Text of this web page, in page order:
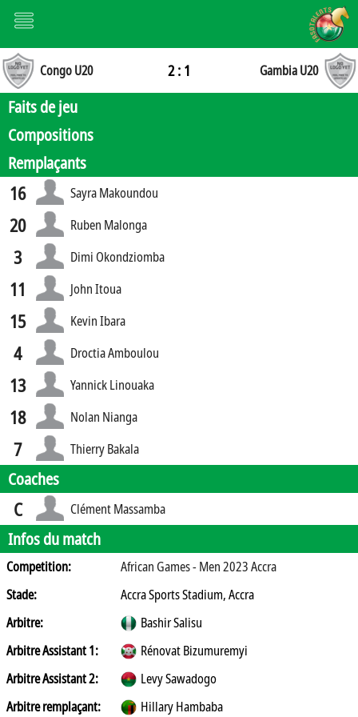
Congo U20 2 : 1 Gambia U20
Faits de jeu
Compositions
Remplaçants
16 Sayra Makoundou
20 Ruben Malonga
3 Dimi Okondziomba
11 John Itoua
15 Kevin Ibara
4 Droctia Amboulou
13 Yannick Linouaka
18 Nolan Nianga
7 Thierry Bakala
Coaches
C Clément Massamba
Infos du match
Competition:
African Games - Men 2023 Accra
Stade:
Accra Sports Stadium, Accra
Arbitre:
Bashir Salisu
Arbitre Assistant 1:
Rénovat Bizumuremyi
Arbitre Assistant 2:
Levy Sawadogo
Arbitre remplaçant:
Hillary Hambaba